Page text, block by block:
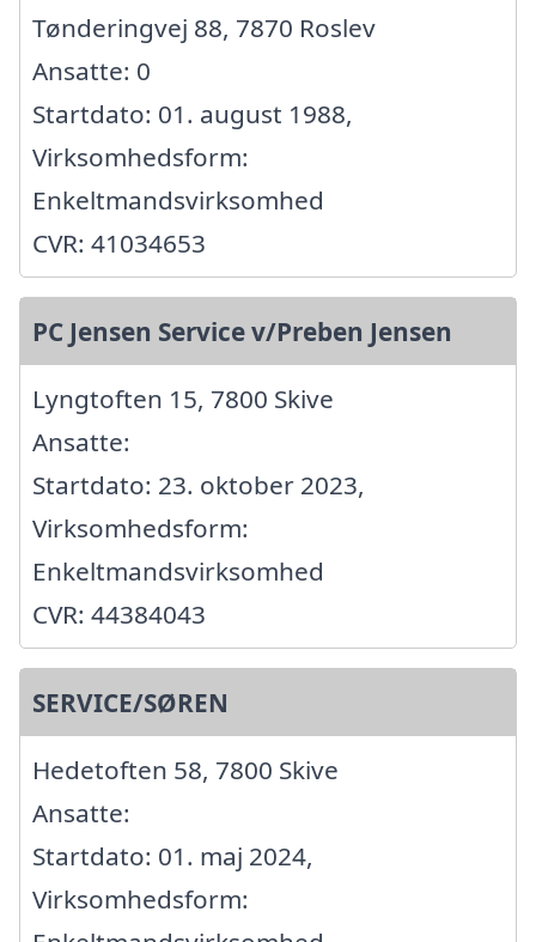
Tønderingvej 88, 7870 Roslev
Ansatte: 0
Startdato: 01. august 1988,
Virksomhedsform:
Enkeltmandsvirksomhed
CVR: 41034653
PC Jensen Service v/Preben Jensen
Lyngtoften 15, 7800 Skive
Ansatte:
Startdato: 23. oktober 2023,
Virksomhedsform:
Enkeltmandsvirksomhed
CVR: 44384043
SERVICE/SØREN
Hedetoften 58, 7800 Skive
Ansatte:
Startdato: 01. maj 2024,
Virksomhedsform: